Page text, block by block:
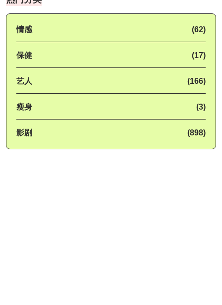
情感 (62)
保健 (17)
艺人 (166)
瘦身 (3)
影剧 (898)